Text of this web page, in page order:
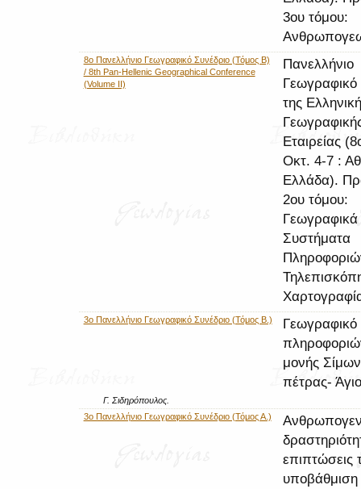
3ου τόμου:
8ο Πανελλήνιο Γεωγραφικό Συνέδριο (Τόμος Β)
/ 8th Pan-Hellenic Geographical Conference
(Volume II)
Πανελλήνιο
Γεωγραφικό
της
Εταιρείας
Οκτ. 4-7 :
Ελλάδα).
2ου τόμου:
Γεωγραφικά
Συστήματα
3ο Πανελλήνιο Γεωγραφικό Συνέδριο (Τόμος Β.)
Γεωγραφικό
μονής
πέτρας-
Γ. Σιδηρόπουλος.
3ο Πανελλήνιο Γεωγραφικό Συνέδριο (Τόμος Α.)
επιπτώσεις
υποβάθμιση